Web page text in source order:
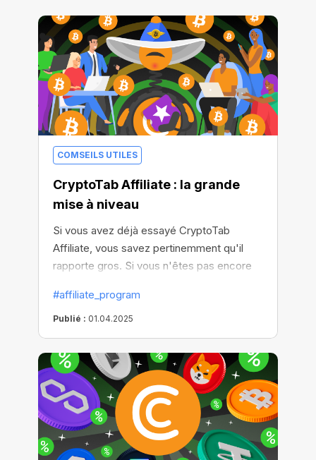
COMSEILS UTILES
CryptoTab Affiliate : la grande
mise à niveau
Si vous avez déjà essayé CryptoTab
Affiliate, vous savez pertinemment qu'il
rapporte gros. Si vous n'êtes pas encore
#affiliate_program
Publié : 01.04.2025